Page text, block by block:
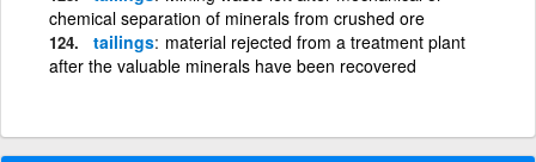
chemical separation of minerals from crushed ore
tailings material rejected from a treatment plant
after the valuable minerals have been recovered